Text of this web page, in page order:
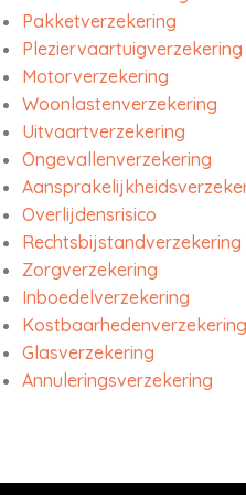
Pakketverzekering
Pleziervaartuigverzekering
Motorverzekering
Woonlastenverzekering
Uitvaartverzekering
Ongevallenverzekering
Overlijdensrisico
Rechtsbijstandverzekering
Zorgverzekering
Inboedelverzekering
Kostbaarhedenverzekering
Glasverzekering
Annuleringsverzekering